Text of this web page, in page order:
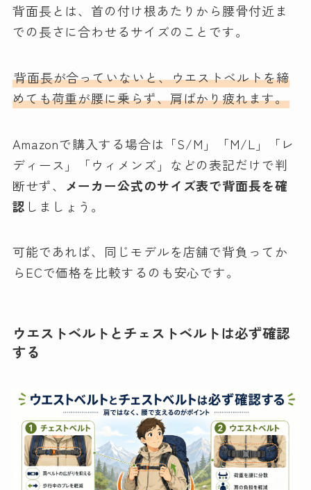
背面長とは、首の付け根あたりから腰骨付近ま
での長さに合わせるサイズのことです。
背面長が合っていないと、ウエストベルトを締
めても荷重が腰に乗らず、肩ばかり疲れます。
Amazonで購入する場合は「S/M」「M/L」「レ
ディース」「ウィメンズ」などの表記だけで判
断せず、 メーカー公式のサイズ表で背面長を確
認 しましょう。
可能であれば、同じモデルを店舗で背負ってか
らECで価格を比較するのも安心です。
ウエストベルトとチェストベルトは必ず確認
する